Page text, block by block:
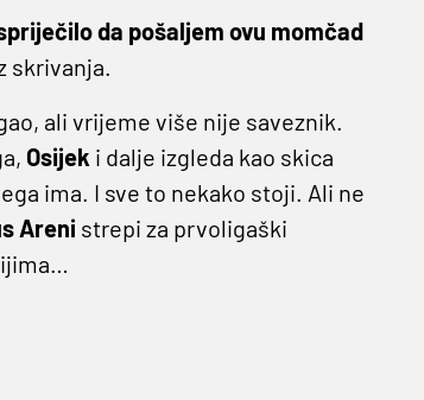
da pošaljem ovu momčad
skrivanja.
ali vrijeme više nije saveznik.
Osijek i dalje izgleda kao skica
ima. I sve to nekako stoji. Ali ne
Areni strepi za prvoligaški